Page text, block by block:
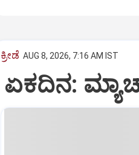
ಕ್ರೀಡೆ AUG 8, 2026, 7:16 AM IST
ಏಕದಿನ: